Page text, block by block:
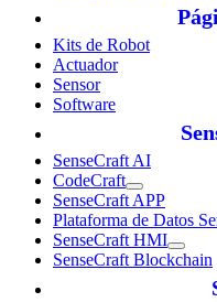
Kits de Robot
Actuador
Sensor
Software
SenseCraft AI
CodeCraft
SenseCraft APP
Plataforma de Datos
SenseCraft HMI
SenseCraft Blockchain